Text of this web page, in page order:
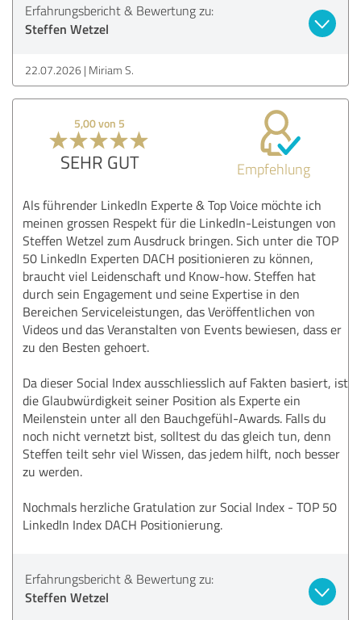
Erfahrungsbericht & Bewertung zu:
Steffen Wetzel
22.07.2026 Miriam S.
5,00 von 5
SEHR GUT Empfehlung
Als führender LinkedIn Experte & Top Voice möchte ich
meinen grossen Respekt für die LinkedIn-Leistungen von
Steffen Wetzel zum Ausdruck bringen. Sich unter die TOP
50 LinkedIn Experten DACH positionieren zu können,
braucht viel Leidenschaft und Know-how. Steffen hat
durch sein Engagement und seine Expertise in den
Bereichen Serviceleistungen, das Veröffentlichen von
Videos und das Veranstalten von Events bewiesen, dass er
zu den Besten gehoert.
Da dieser Social Index ausschliesslich auf Fakten basiert, ist
die Glaubwürdigkeit seiner Position als Experte ein
Meilenstein unter all den Bauchgefühl-Awards. Falls du
noch nicht vernetzt bist, solltest du das gleich tun, denn
Steffen teilt sehr viel Wissen, das jedem hilft, noch besser
zu werden.
Nochmals herzliche Gratulation zur Social Index - TOP 50
LinkedIn Index DACH Positionierung.
Erfahrungsbericht & Bewertung zu:
Steffen Wetzel